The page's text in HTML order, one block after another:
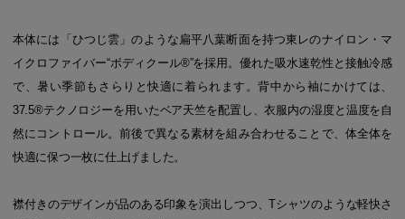
本体には「ひつじ雲」のような扁平八葉断面を持つ東レのナイロン・マ
イクロファイバー“ボディクール®”を採用。優れた吸水速乾性と接触冷感
で、暑い季節もさらりと快適に着られます。背中から袖にかけては、
37.5®テクノロジーを用いたベア天竺を配置し、衣服内の湿度と温度を自
然にコントロール。前後で異なる素材を組み合わせることで、体全体を
快適に保つ一枚に仕上げました。
襟付きのデザインが品のある印象を演出しつつ、Tシャツのような軽快さ